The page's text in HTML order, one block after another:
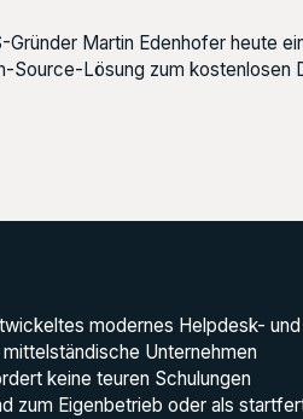
Gründer Martin Edenhofer heute
Source-Lösung zum kostenlosen
modernes Helpdesk-
Unternehmen
keine teuren Schulungen
zum Eigenbetrieb oder als